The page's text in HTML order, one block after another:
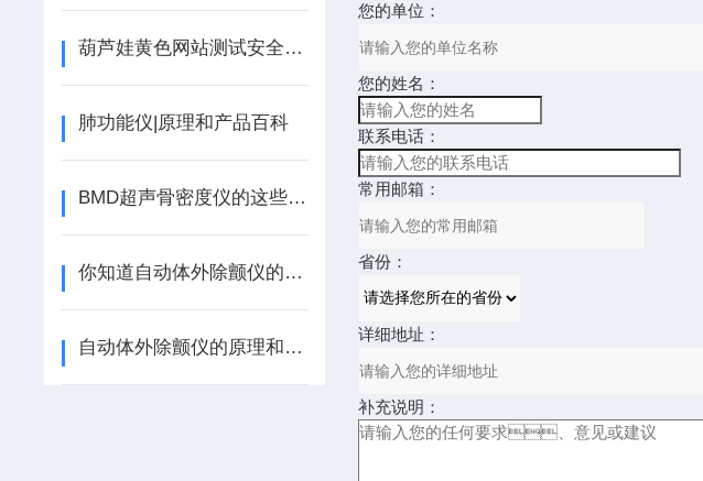
葫芦娃黄色网站测试安全快捷，步骤如下
肺功能仪|原理和产品百科
BMD超声骨密度仪的这些使用问题你遇到过吗？
你知道自动体外除颤仪的操作步骤和方法吗？
自动体外除颤仪的原理和四个使用步骤
您的单位：
您的姓名：
联系电话：
常用邮箱：
省份：
详细地址：
补充说明：